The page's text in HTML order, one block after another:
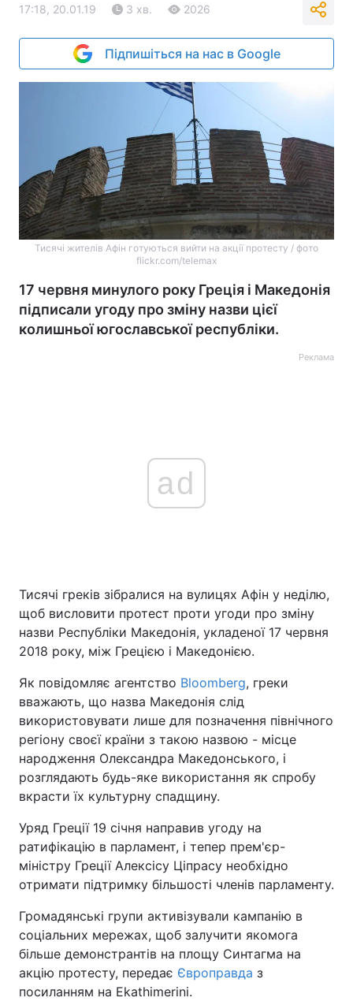
17:18, 20.01.19 3 хв. 2026
Підпишіться на нас в Google
Тисячі жителів Афін готуються вийти на акції протесту / фото
flickr.com/telemax
17 червня минулого року Греція і Македонія
підписали угоду про зміну назви цієї
колишньої югославської республіки.
Реклама
ad
Тисячі греків зібралися на вулицях Афін у неділю,
щоб висловити протест проти угоди про зміну
назви Республіки Македонія, укладеної 17 червня
2018 року, між Грецією і Македонією.
Як повідомляє агентство Bloomberg, греки
вважають, що назва Македонія слід
використовувати лише для позначення північного
регіону своєї країни з такою назвою - місце
народження Олександра Македонського, і
розглядають будь-яке використання як спробу
вкрасти їх культурну спадщину.
Уряд Греції 19 січня направив угоду на
ратифікацію в парламент, і тепер прем'єр-
міністру Греції Алексісу Ціпрасу необхідно
отримати підтримку більшості членів парламенту.
Громадянські групи активізували кампанію в
соціальних мережах, щоб залучити якомога
більше демонстрантів на площу Синтагма на
акцію протесту, передає Європравда з
посиланням на Ekathimerini.